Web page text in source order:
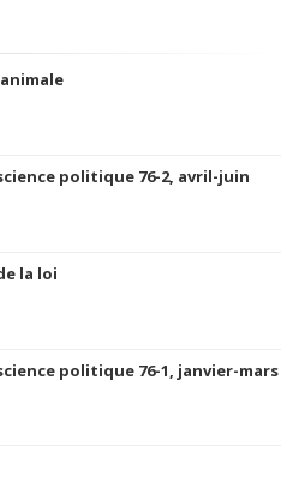
politique 76-2, avril-juin
la loi
politique 76-1, janvier-mars